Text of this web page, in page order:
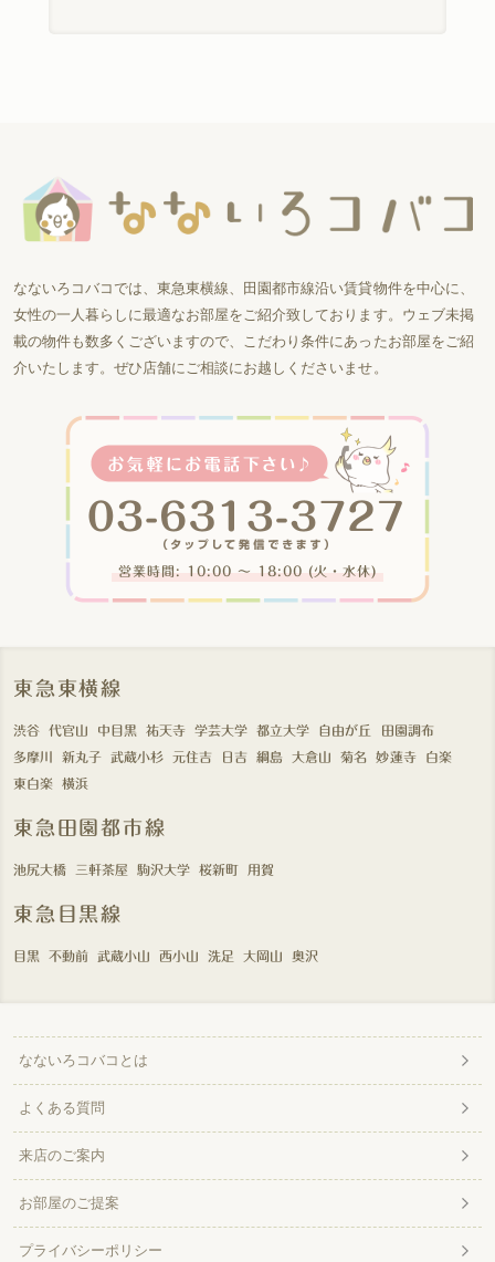
なないろコバコでは、東急東横線、田園都市線沿い賃貸物件を中心に、
女性の一人暮らしに最適なお部屋をご紹介致しております。ウェブ未掲
載の物件も数多くございますので、こだわり条件にあったお部屋をご紹
介いたします。ぜひ店舗にご相談にお越しくださいませ。
営業時間: 10:00 〜 18:00 (火・水休)
東急東横線
渋谷 代官山 中目黒 祐天寺 学芸大学 都立大学 自由が丘
田園調布
多摩川
新丸子 武蔵小杉 元住吉 日吉 綱島 大倉山 菊名 妙蓮寺
白楽
東白楽
横浜
東急田園都市線
池尻大橋 三軒茶屋 駒沢大学 桜新町 用賀
東急目黒線
目黒 不動前 武蔵小山 西小山 洗足 大岡山 奥沢
なないろコバコとは
よくある質問
来店のご案内
お部屋のご提案
プライバシーポリシー